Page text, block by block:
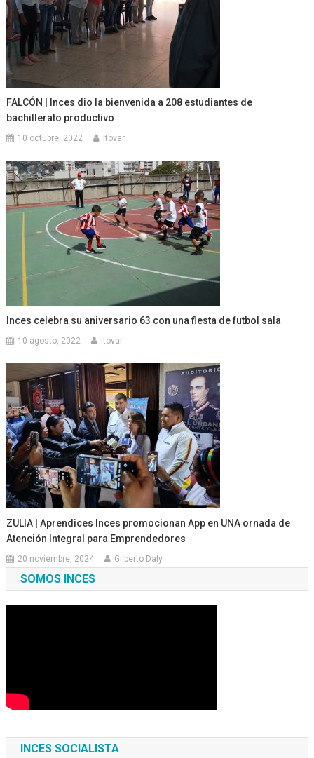
FALCÓN | Inces dio la bienvenida a 208 estudiantes de
bachillerato productivo
10 octubre, 2022 ltovar
Inces celebra su aniversario 63 con una fiesta de futbol sala
10 agosto, 2022 ltovar
ZULIA | Aprendices Inces promocionan App en UNA ornada de
Atención Integral para Emprendedores
20 noviembre, 2024 Gilberto Daly
SOMOS INCES
INCES SOCIALISTA